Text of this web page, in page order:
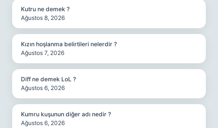
Kutru ne demek ?
Ağustos 8, 2026
Kızın hoşlanma belirtileri nelerdir ?
Ağustos 7, 2026
Diff ne demek LoL ?
Ağustos 6, 2026
Kumru kuşunun diğer adı nedir ?
Ağustos 6, 2026